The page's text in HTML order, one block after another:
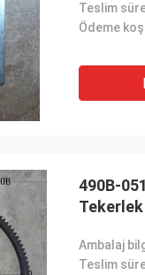
Teslim
Ödeme
490B-
Tekerlek
Ambalaj
Teslim